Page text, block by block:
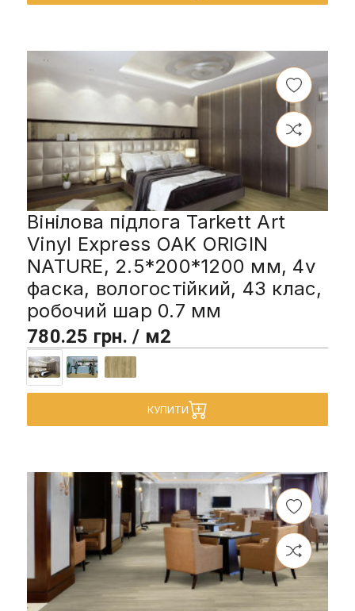
Вінілова підлога Tarkett Art
Vinyl Express OAK ORIGIN
NATURE, 2.5*200*1200 мм, 4v
фаска, вологостійкий, 43 клас,
робочий шар 0.7 мм
780.25 грн. / м2
КУПИТИ